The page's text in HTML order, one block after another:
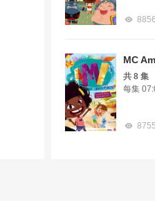
8856
MC
共 8 集
每集
8755